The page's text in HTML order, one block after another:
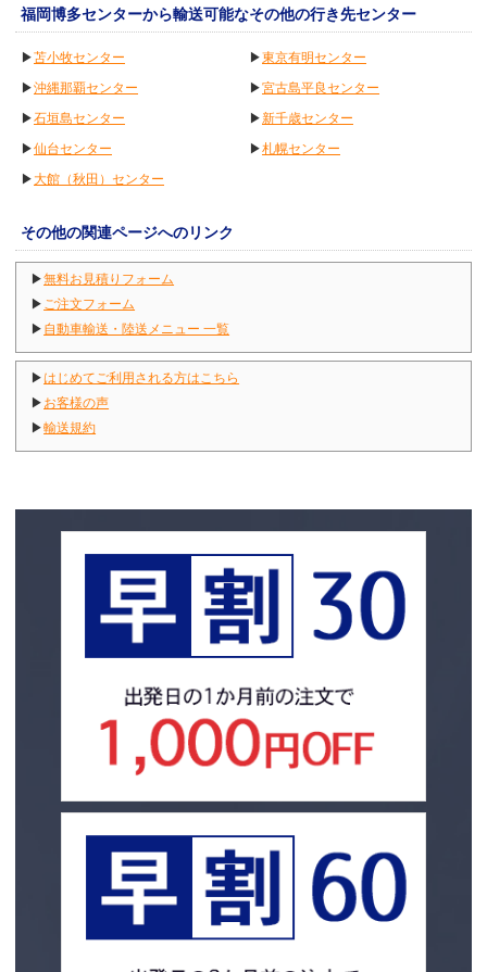
福岡博多センターから輸送可能なその他の行き先センター
▶苫小牧センター ▶東京有明センター
▶沖縄那覇センター ▶宮古島平良センター
▶石垣島センター ▶新千歳センター
▶仙台センター ▶札幌センター
▶大館（秋田）センター
その他の関連ページへのリンク
▶無料お見積りフォーム
▶ ご注文フォーム
▶ 自動車輸送・陸送メニュー 一覧
▶はじめてご利用される方はこちら
▶ お客様の声
▶輸送規約